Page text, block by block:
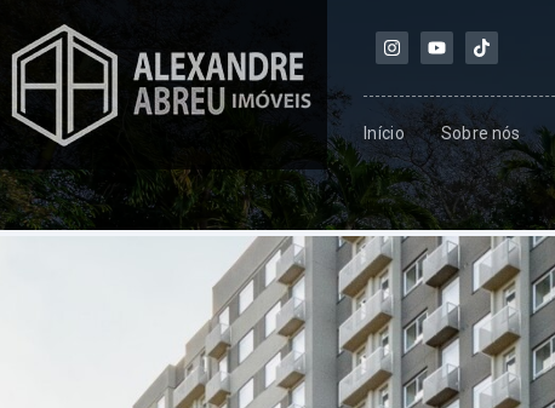
Início Sobre nós